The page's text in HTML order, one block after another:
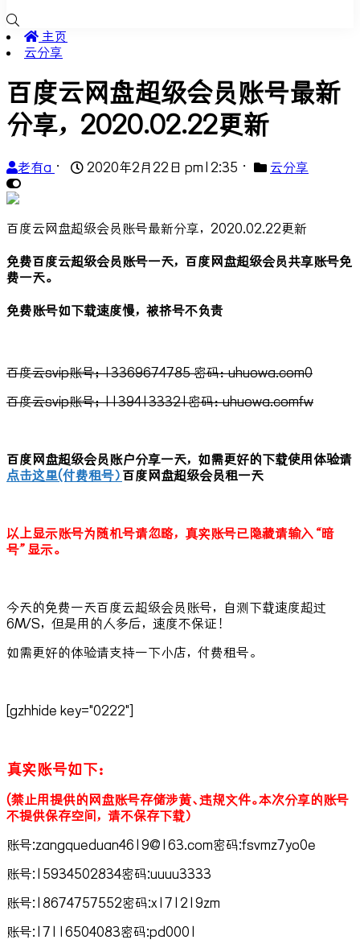
主页
云分享
百度云网盘超级会员账号最新
分享，2020.02.22更新
老有a • 2020年2月22日 pm12:35 • 云分享
百度云网盘超级会员账号最新分享，2020.02.22更新
免费百度云超级会员账号一天，百度网盘超级会员共享账号免
费一天。
免费账号如下载速度慢，被挤号不负责
百度云svip账号；13369674785 密码：uhuowa.com0
百度云svip账号；11394133321密码：uhuowa.comfw
百度网盘超级会员账户分享一天，如需更好的下载使用体验请
点击这里(付费租号） 百度网盘超级会员租一天
以上显示账号为随机号请忽略，真实账号已隐藏请输入“暗
号”显示。
今天的免费一天百度云超级会员账号，自测下载速度超过
6M/S，但是用的人多后，速度不保证！
如需更好的体验请支持一下小店，付费租号。
[gzhhide key="0222"]
真实账号如下：
(禁止用提供的网盘账号存储涉黄、违规文件。本次分享的账号
不提供保存空间，请不保存下载）
账号:zangqueduan4619@163.com密码:fsvmz7yo0e
账号:15934502834密码:uuuu3333
账号:18674757552密码:x171219zm
账号:17116504083密码:pd0001